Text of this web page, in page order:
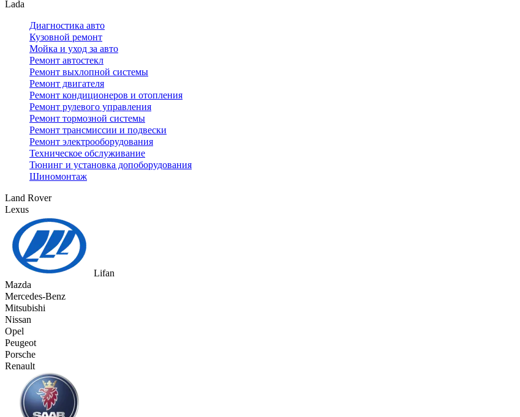
Lada
Диагностика авто
Кузовной ремонт
Мойка и уход за авто
Ремонт автостекл
Ремонт выхлопной системы
Ремонт двигателя
Ремонт кондиционеров и отопления
Ремонт рулевого управления
Ремонт тормозной системы
Ремонт трансмиссии и подвески
Ремонт электрооборудования
Техническое обслуживание
Тюнинг и установка допоборудования
Шиномонтаж
Land Rover
Lexus
Lifan
Mazda
Mercedes-Benz
Mitsubishi
Nissan
Opel
Peugeot
Porsche
Renault